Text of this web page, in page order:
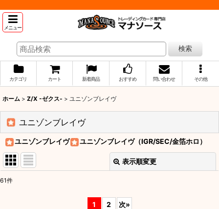
メニュー
検索
カテゴリ カート 新着商品 おすすめ 問い合わせ その他
ホーム > Z/X -ゼクス- > ユニゾンブレイヴ
ユニゾンブレイヴ
ユニゾンブレイヴ ユニゾンブレイヴ（IGR/SEC/金箔ホロ）
表示順変更
61件
1 2 次»